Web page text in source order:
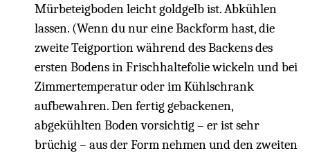
Mürbeteigboden leicht goldgelb ist. Abkühlen
lassen. (Wenn du nur eine Backform hast, die
zweite Teigportion während des Backens des
ersten Bodens in Frischhaltefolie wickeln und bei
Zimmertemperatur oder im Kühlschrank
aufbewahren. Den fertig gebackenen,
abgekühlten Boden vorsichtig – er ist sehr
brüchig – aus der Form nehmen und den zweiten